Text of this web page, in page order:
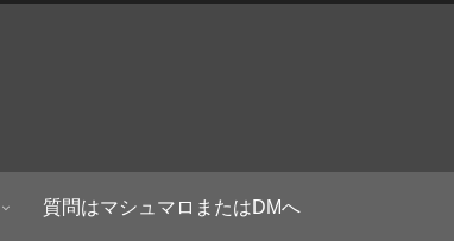
質問はマシュマロまたはDMへ